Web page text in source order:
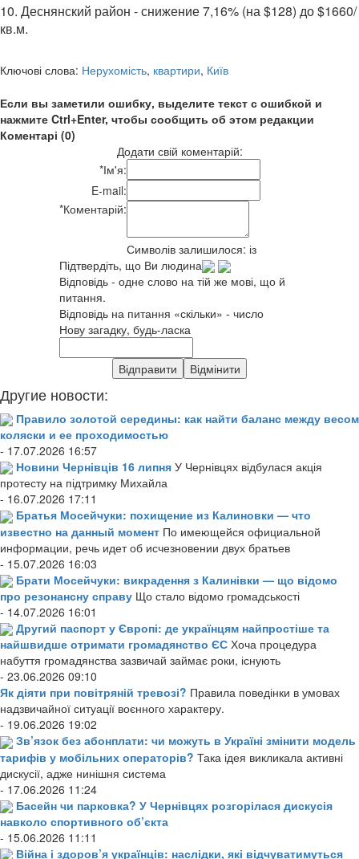
10. Деснянский район - снижение 7,16% (на $128) до $1660/
кв.м.
Ключові слова: Нерухомість, квартири, Київ
Если вы заметили ошибку, выделите текст с ошибкой и
нажмите Ctrl+Enter, чтобы сообщить об этом редакции
Коментарі (0)
Додати свій коментарій:
*Ім'я:
E-mail:
*Коментарій:
Символів залишилося: із
Підтвердіть, що Ви людина
Відповідь - одне слово на тій же мові, що й
питання.
Відповідь на питання «скільки» - число
Нову загадку, будь-ласка
Другие новости:
Правило золотой середины: как найти баланс между весом
коляски и ее проходимостью
- 17.07.2026 16:57
Новини Чернівців 16 липня У Чернівцях відбулася акція
протесту на підтримку Михайла
- 16.07.2026 17:11
Братья Мосейчуки: похищение из Калиновки — что
известно на данный момент По имеющейся официальной
информации, речь идет об исчезновении двух братьев
- 15.07.2026 16:03
Брати Мосейчуки: викрадення з Калинівки — що відомо
про резонансну справу Що стало відомо громадськості
- 14.07.2026 16:01
Другий паспорт у Європі: де українцям найпростіше та
найшвидше отримати громадянство ЄС Хоча процедура
набуття громадянства зазвичай займає роки, існують
- 23.06.2026 09:10
Як діяти при повітряній тревозі? Правила поведінки в умовах
надзвичайної ситуації воєнного характеру.
- 19.06.2026 19:02
Зв’язок без абонплати: чи можуть в Україні змінити модель
тарифів у мобільних операторів? Така ідея викликала активні
дискусії, адже нинішня система
- 17.06.2026 11:24
Басейн чи парковка? У Чернівцях розгорілася дискусія
навколо спортивного об’єкта
- 15.06.2026 11:11
Війна і здоров’я українців: наслідки, які відчуватимуться